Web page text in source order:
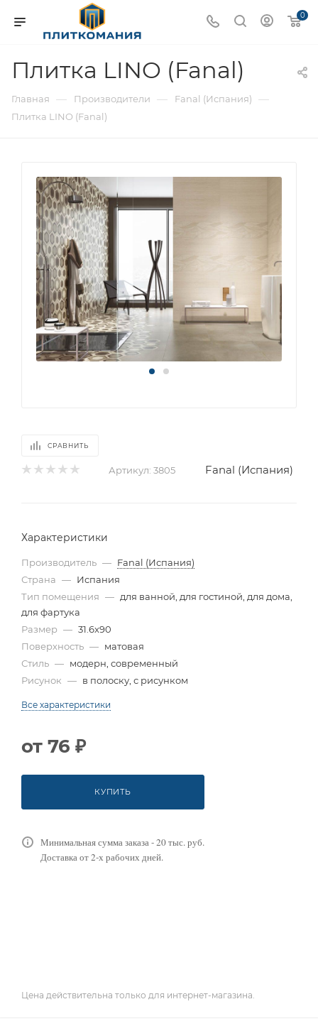
0
Плитка LINO (Fanal)
Главная — Производители — Fanal (Испания) —
Плитка LINO (Fanal)
СРАВНИТЬ
Артикул: 3805 Fanal (Испания)
Характеристики
Производитель — Fanal (Испания)
Страна — Испания
Тип помещения — для ванной, для гостиной, для дома,
для фартука
Размер — 31.6x90
Поверхность — матовая
Стиль — модерн, современный
Рисунок — в полоску, с рисунком
Все характеристики
от 76 ₽
КУПИТЬ
Минимальная сумма заказа - 20 тыс. руб.
Доставка от 2-х рабочих дней.
Цена действительна только для интернет-магазина.